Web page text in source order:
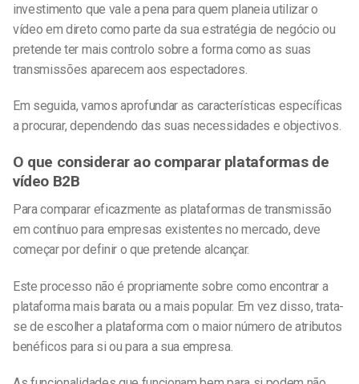
investimento que vale a pena para quem planeia utilizar o
vídeo em direto como parte da sua estratégia de negócio ou
pretende ter mais controlo sobre a forma como as suas
transmissões aparecem aos espectadores.
Em seguida, vamos aprofundar as características específicas
a procurar, dependendo das suas necessidades e objectivos.
O que considerar ao comparar plataformas de
vídeo B2B
Para comparar eficazmente as plataformas de transmissão
em contínuo para empresas existentes no mercado, deve
começar por definir o que pretende alcançar.
Este processo não é propriamente sobre como encontrar a
plataforma mais barata ou a mais popular. Em vez disso, trata-
se de escolher a plataforma com o maior número de atributos
benéficos para si ou para a sua empresa.